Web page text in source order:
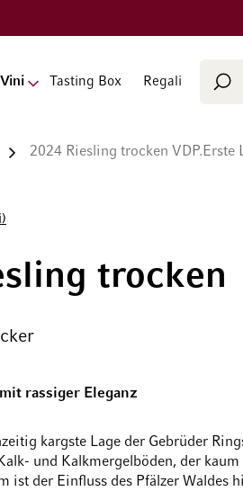
Vini Tasting Box Regali
2024 Riesling trocken VDP.Erste
trocken
rassiger Eleganz
kargste Lage der Gebrüder
und Kalkmergelböden, der kaum
ist der Einfluss des Pfälzer Waldes